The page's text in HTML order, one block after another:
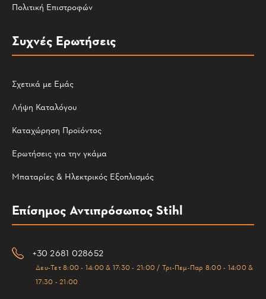
Πολιτική Επιστροφών
Συχνές Ερωτήσεις
Σχετικά με Εμάς
Λήψη Καταλόγου
Καταχώρηση Προϊόντος
Ερωτήσεις για την γκάμα
Μπαταρίες & Ηλεκτρικός Εξοπλισμός
Επίσημος Αντιπρόσωπος Stihl
+30 2681 028652
Δευ-Τετ 8:00 - 14:00 & 17:30 - 21:00 / Τρι-Πεμ-Παρ 8:00 - 14:00 &
17:30 - 21:00